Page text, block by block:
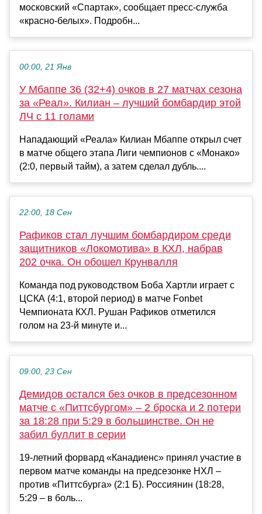
московский «Спартак», сообщает пресс‑служба
«красно‑белых». Подробн...
00:00, 21 Янв
У Мбаппе 36 (32+4) очков в 27 матчах сезона
за «Реал». Килиан – лучший бомбардир этой
ЛЧ с 11 голами
Нападающий «Реала» Килиан Мбаппе открыл счет
в матче общего этапа Лиги чемпионов с «Монако»
(2:0, первый тайм), а затем сделал дубль....
22:00, 18 Сен
Рафиков стал лучшим бомбардиром среди
защитников «Локомотива» в КХЛ, набрав
202 очка. Он обошел Крунвалля
Команда под руководством Боба Хартли играет с
ЦСКА (4:1, второй период) в матче Fonbet
Чемпионата КХЛ. Рушан Рафиков отметился
голом на 23-й минуте и...
09:00, 23 Сен
Демидов остался без очков в предсезонном
матче с «Питтсбургом» – 2 броска и 2 потери
за 18:28 при 5:29 в большинстве. Он не
забил буллит в серии
19-летний форвард «Канадиенс» принял участие в
первом матче команды на предсезонке НХЛ –
против «Питтсбурга» (2:1 Б). Россиянин (18:28,
5:29 – в боль...